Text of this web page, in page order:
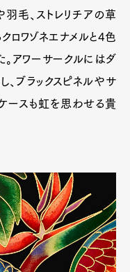
羽毛、ストレリチアの草
ロワゾネエナメルと4色
アワーサークルにはダ
、ブラックスピネルやサ
ケースも虹を思わせる貴